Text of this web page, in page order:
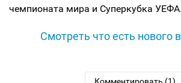
чемпионата мира и Суперкубка УЕФА.
Смотреть что есть нового